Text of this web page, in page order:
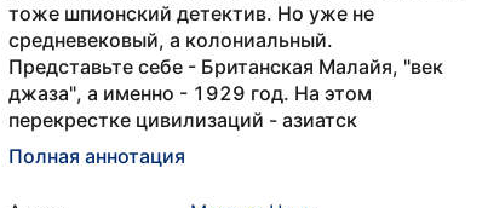
тоже шпионский детектив. Но уже не
средневековый, а колониальный.
Представьте себе - Британская Малайя, "век
джаза", а именно - 1929 год. На этом
перекрестке цивилизаций - азиатск
Полная аннотация